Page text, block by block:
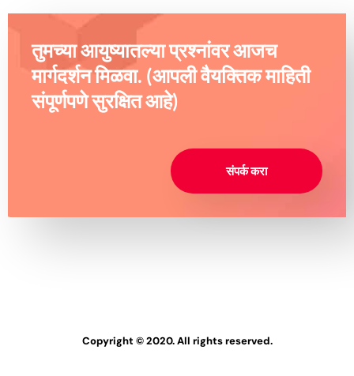
तुमच्या आयुष्यातल्या प्रश्नांवर आजच
मार्गदर्शन मिळवा. (आपली वैयक्तिक माहिती
संपूर्णपणे सुरक्षित आहे)
संपर्क करा
Copyright © 2020. All rights reserved.